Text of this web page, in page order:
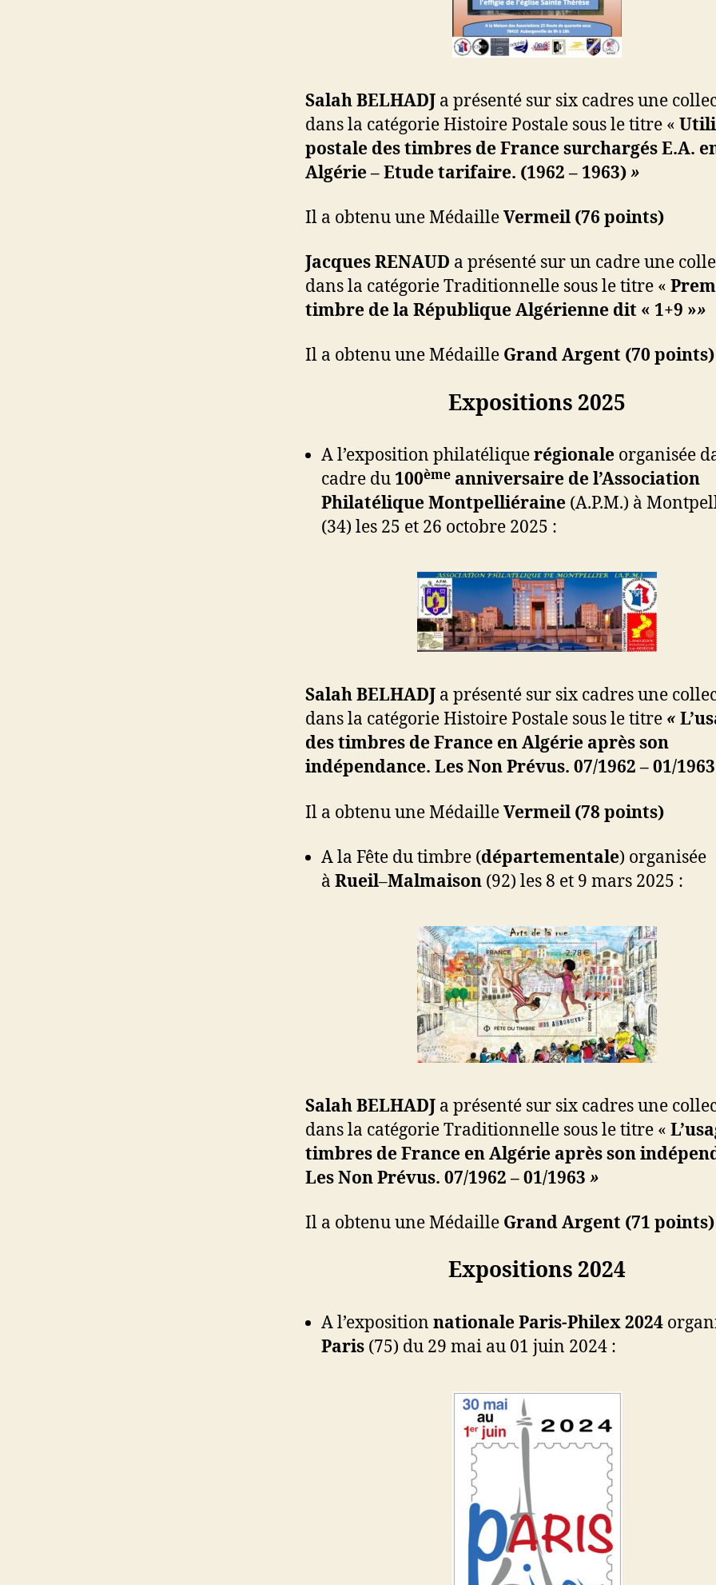
Salah BELHADJ a présenté sur six cadres une
dans la catégorie Histoire Postale sous le titre «
postale des timbres de France surchargés E.A.
Algérie – Etude tarifaire. (1962 – 1963)»
Il a obtenu une MédailleVermeil (76 points)
Jacques RENAUD a présenté sur un cadre une
dans la catégorie Traditionnelle sous le titre «
timbre de la République Algérienne dit « 1+9 »»
Il a obtenu une Médaille Grand Argent (70 points)
Expositions 2025
A l’exposition philatéliquerégionale organisée
cadre du 100ème anniversaire de l’Association
Philatélique Montpelliéraine (A.P.M.) à
(34) les 25 et 26 octobre 2025 :
Salah BELHADJ a présenté sur six cadres une
dans la catégorie Histoire Postale sous le titre «
des timbres de France en Algérie après son
indépendance. Les Non Prévus. 07/1962 – 01/1963
Il a obtenu une MédailleVermeil (78 points)
A la Fête du timbre (départementale) organisée
à Rueil–Malmaison (92) les 8 et 9 mars 2025 :
Salah BELHADJ a présenté sur six cadres une
dans la catégorie Traditionnelle sous le titre «
timbres de France en Algérie après son
Les Non Prévus. 07/1962 – 01/1963 »
Il a obtenu une Médaille Grand Argent (71 points)
Expositions 2024
A l’exposition nationaleParis-Philex 2024
Paris (75) du 29 mai au 01 juin 2024 :